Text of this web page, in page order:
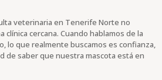
veterinaria en Tenerife Norte no
cercana. Cuando hablamos de la
lo que realmente buscamos es confianza,
de saber que nuestra mascota está en